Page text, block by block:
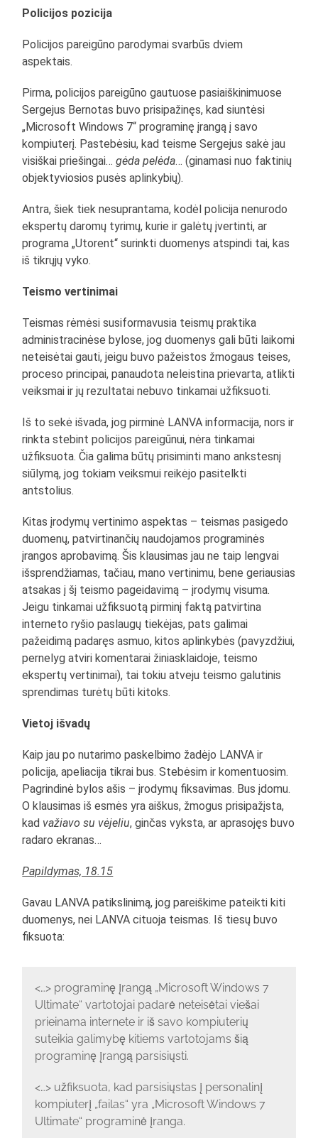
Policijos pozicija
Policijos pareigūno parodymai svarbūs dviem
aspektais.
Pirma, policijos pareigūno gautuose pasiaiškinimuose
Sergejus Bernotas buvo prisipažinęs, kad siuntėsi
„Microsoft Windows 7“ programinę įrangą į savo
kompiuterį. Pastebėsiu, kad teisme Sergejus sakė jau
visiškai priešingai…gėda pelėda… (ginamasi nuo faktinių
objektyviosios pusės aplinkybių).
Antra, šiek tiek nesuprantama, kodėl policija nenurodo
ekspertų daromų tyrimų, kurie ir galėtų įvertinti, ar
programa „Utorent“ surinkti duomenys atspindi tai, kas
iš tikrųjų vyko.
Teismo vertinimai
Teismas rėmėsi susiformavusia teismų praktika
administracinėse bylose, jog duomenys gali būti laikomi
neteisėtai gauti, jeigu buvo pažeistos žmogaus teises,
proceso principai, panaudota neleistina prievarta, atlikti
veiksmai ir jų rezultatai nebuvo tinkamai užfiksuoti.
Iš to sekė išvada, jog pirminė LANVA informacija, nors ir
rinkta stebint policijos pareigūnui, nėra tinkamai
užfiksuota. Čia galima būtų prisiminti mano ankstesnį
siūlymą, jog tokiam veiksmui reikėjo pasitelkti
antstolius.
Kitas įrodymų vertinimo aspektas – teismas pasigedo
duomenų, patvirtinančių naudojamos programinės
įrangos aprobavimą. Šis klausimas jau ne taip lengvai
išsprendžiamas, tačiau, mano vertinimu, bene geriausias
atsakas į šį teismo pageidavimą – įrodymų visuma.
Jeigu tinkamai užfiksuotą pirminį faktą patvirtina
interneto ryšio paslaugų tiekėjas, pats galimai
pažeidimą padaręs asmuo, kitos aplinkybės (pavyzdžiui,
pernelyg atviri komentarai žiniasklaidoje, teismo
ekspertų vertinimai), tai tokiu atveju teismo galutinis
sprendimas turėtų būti kitoks.
Vietoj išvadų
Kaip jau po nutarimo paskelbimo žadėjo LANVA ir
policija, apeliacija tikrai bus. Stebėsim ir komentuosim.
Pagrindinė bylos ašis – įrodymų fiksavimas. Bus įdomu.
O klausimas iš esmės yra aiškus, žmogus prisipažįsta,
kad važiavo su vėjeliu, ginčas vyksta, ar aprasojęs buvo
radaro ekranas…
Papildymas, 18.15
Gavau LANVA patikslinimą, jog pareiškime pateikti kiti
duomenys, nei LANVA cituoja teismas. Iš tiesų buvo
fiksuota:
<…> programinę įrangą „Microsoft Windows 7
Ultimate“ vartotojai padarė neteisėtai viešai
prieinama internete ir iš savo kompiuterių
suteikia galimybę kitiems vartotojams šią
programinę įrangą parsisiųsti.
<…> užfiksuota, kad parsisiųstas į personalinį
kompiuterį „failas“ yra „Microsoft Windows 7
Ultimate“ programinė įranga.